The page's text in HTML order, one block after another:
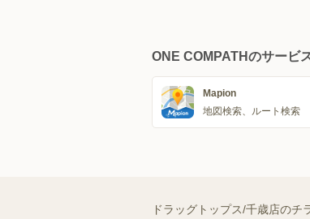
ONE COMPATHのサービ
Mapion
地図検索、ルート検索
ドラッグトップス/千歳店の